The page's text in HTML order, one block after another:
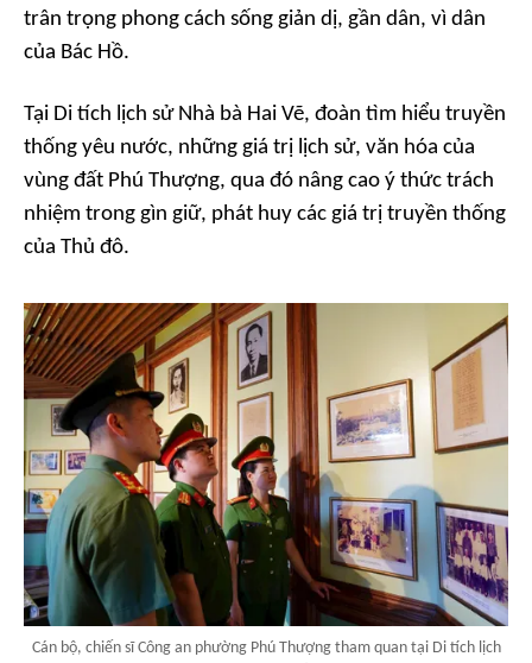
trân trọng phong cách sống giản dị, gần dân, vì dân
của Bác Hồ.
Tại Di tích lịch sử Nhà bà Hai Vẽ, đoàn tìm hiểu truyền
thống yêu nước, những giá trị lịch sử, văn hóa của
vùng đất Phú Thượng, qua đó nâng cao ý thức trách
nhiệm trong gìn giữ, phát huy các giá trị truyền thống
của Thủ đô.
Cán bộ, chiến sĩ Công an phường Phú Thượng tham quan tại Di tích lịch